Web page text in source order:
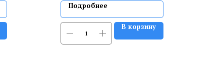
Подробнее
В корзину